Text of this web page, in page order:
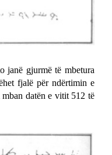
janë gjurmë të mbetura
fjalë për ndërtimin e
datën e vitit 512 të